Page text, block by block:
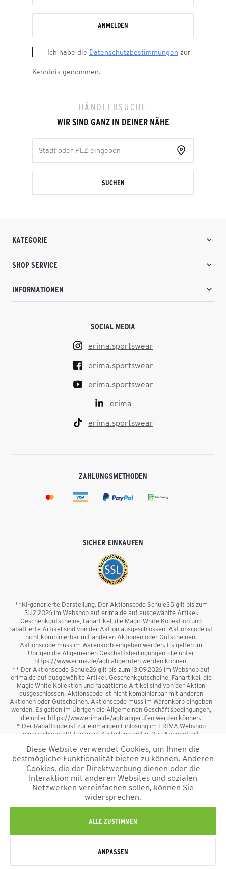
ANMELDEN
Ich habe die Datenschutzbestimmungen zur
Kenntnis genommen.
HÄNDLERSUCHE
WIR SIND GANZ IN DEINER NÄHE
SUCHEN
KATEGORIE
SHOP SERVICE
INFORMATIONEN
SOCIAL MEDIA
erima.sportswear
erima.sportswear
erima.sportswear
erima
erima.sportswear
ZAHLUNGSMETHODEN
SICHER EINKAUFEN
**KI-generierte Darstellung. Der Aktionscode Schule35 gilt bis zum
31.12.2026 im Webshop auf erima.de auf ausgewählte Artikel.
Geschenkgutscheine, Fanartikel, die Magic White Kollektion und
rabattierte Artikel sind von der Aktion ausgeschlossen. Aktionscode ist
nicht kombinierbar mit anderen Aktionen oder Gutscheinen.
Aktionscode muss im Warenkorb eingeben werden. Es gelten im
Übrigen die Allgemeinen Geschäftsbedingungen, die unter
https://www.erima.de/agb abgerufen werden können.
** Der Aktionscode Schule26 gilt bis zum 13.09.2026 im Webshop auf
erima.de auf ausgewählte Artikel. Geschenkgutscheine, Fanartikel, die
Magic White Kollektion und rabattierte Artikel sind von der Aktion
ausgeschlossen. Aktionscode ist nicht kombinierbar mit anderen
Aktionen oder Gutscheinen. Aktionscode muss im Warenkorb eingeben
werden. Es gelten im Übrigen die Allgemeinen Geschäftsbedingungen,
die unter https://www.erima.de/agb abgerufen werden können.
* Der Rabattcode ist zur einmaligen Einlösung im ERIMA Webshop
innerhalb von 90 Tagen ab Zustellung gültig. Das Angebot gilt
sowie Geschenkgutscheine sind vom Rabatt ausgeschlossen. Der
Rabattcode ist nicht mit anderen Aktionen oder Gutscheinen
kombinierbar. Der Mindestbestellwert beträgt 50 €
*Alle Preise verstehen sich inkl. Mehrwertsteuer und zzgl.
und ggf. Nachnahmegebühren, wenn nicht anders
beschrieben.
Alle Rechte vorbehalten © 2026
Diese Website verwendet Cookies, um Ihnen die
bestmögliche Funktionalität bieten zu können. Anderen
Cookies, die der Direktwerbung dienen oder die
Interaktion mit anderen Websites und sozialen
Netzwerken vereinfachen sollen, können Sie
widersprechen.